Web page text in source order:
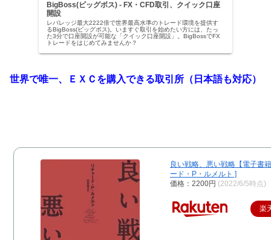
BigBoss(ビッグボス) - FX・CFD取引、クイック口座
開設
レバレッジ最大2222倍で世界最高水準のトレード環境を提供す
るBigBoss(ビッグボス)。いますぐ取引を始めたい方には、たっ
た3分で口座開設が可能な「クイック口座開設」。BigBossでFX
トレードをはじめてみませんか？
世界で唯一、ＥＸＣを購入できる取引所（日本語も対応）
良い戦略、悪い戦略【電子書
ード・P・ルメルト ]
価格：2200円 (2022/6/5時点)
楽